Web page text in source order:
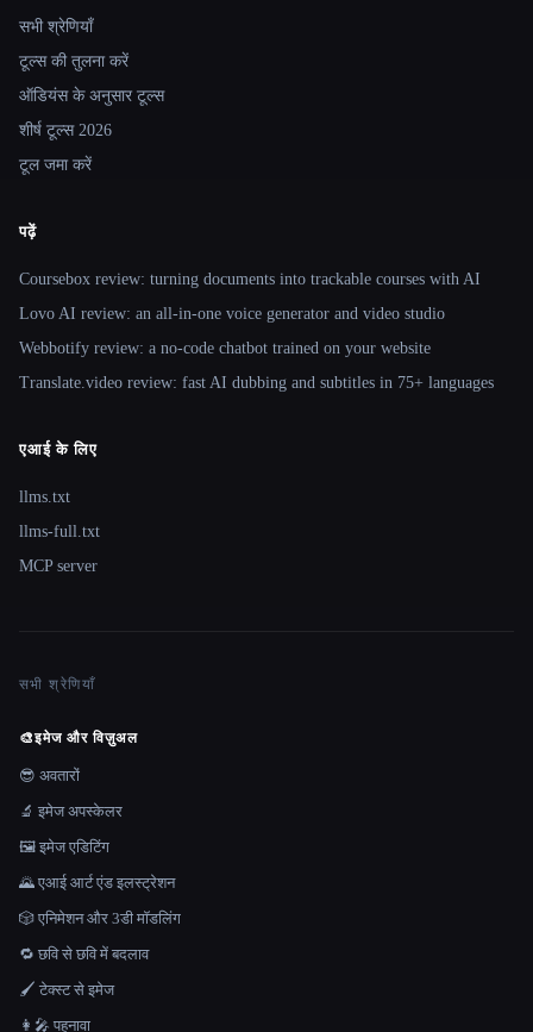
सभी श्रेणियाँ
टूल्स की तुलना करें
ऑडियंस के अनुसार टूल्स
शीर्ष टूल्स 2026
टूल जमा करें
पढ़ें
Coursebox review: turning documents into trackable courses with AI
Lovo AI review: an all-in-one voice generator and video studio
Webbotify review: a no-code chatbot trained on your website
Translate.video review: fast AI dubbing and subtitles in 75+ languages
एआई के लिए
llms.txt
llms-full.txt
MCP server
सभी श्रेणियाँ
🎨इमेज और विज़ुअल
😎 अवतारों
🔬 इमेज अपस्केलर
🖼️ इमेज एडिटिंग
🌄 एआई आर्ट एंड इलस्ट्रेशन
🎲 एनिमेशन और 3डी मॉडलिंग
🔁 छवि से छवि में बदलाव
🖌️ टेक्स्ट से इमेज
👩‍🎤 पहनावा